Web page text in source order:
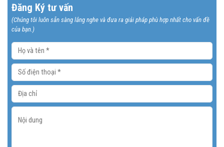
Đăng Ký tư vấn
(Chúng tôi luôn sẵn sàng lắng nghe và đưa ra giải pháp phù hợp nhất cho vấn đề
của bạn.)